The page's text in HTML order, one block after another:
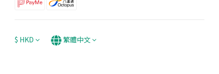
$ HKD 繁體中文